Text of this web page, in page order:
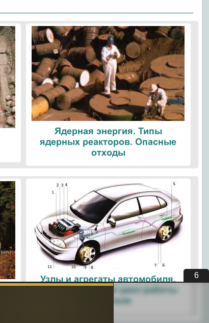
Ядерная энергия. Типы
ядерных реакторов. Опасные
отходы
Узлы и агрегаты автомобиля.
Четырехтактный цикл работы
двигателя
5